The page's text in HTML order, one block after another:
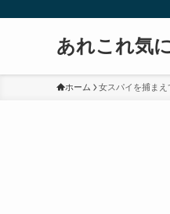
あれこれ気
ホーム 女スパイを捕まえ